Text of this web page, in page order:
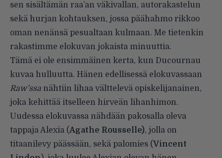
sen sisältämän raa’an väkivallan, autorakastelun
sekä hurjan kohtauksen, jossa päähahmo rikkoo
oman nenänsä pesualtaan kulmaan. Me tietenkin
rakastimme elokuvan jokaista minuuttia.
Tämä ei ole ensimmäinen kerta, kun Ducournau
kuvaa hulluutta. Hänen edellisessä elokuvassaan
Raw’ssa nähtiin lihaa välttelevä opiskelijanainen,
joka kehittää itselleen hirveän lihanhimon.
Uudessa elokuvassa nähdään pakosalla oleva
tappaja Alexia (Agathe Rousselle), jolla on
titaanilevy päässään, sekä palomies (Vincent